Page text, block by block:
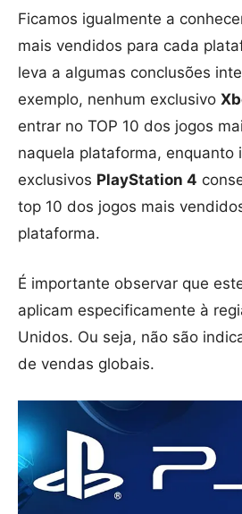
Ficamos igualmente a
mais vendidos para cada
leva a algumas conclusões
exemplo, nenhum exclusivo
entrar no TOP 10 dos jogos
naquela plataforma, enquanto
exclusivos PlayStation 4
top 10 dos jogos mais
plataforma.
É importante observar que
aplicam especificamente à
Unidos. Ou seja, não são
de vendas globais.